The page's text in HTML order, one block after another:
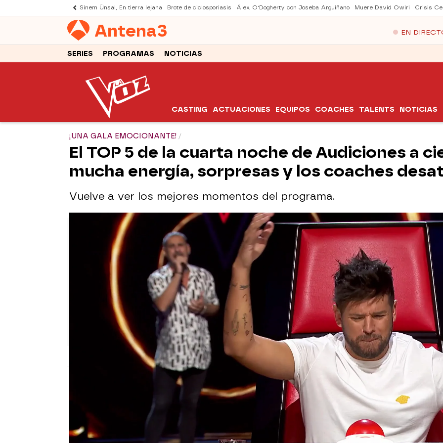
Sinem Ünsal, En tierra lejana Brote de ciclosporiasis Álex O'Dogherty con Joseba Arguiñano Muere David Owiri Crisis
Antena3 EN
SERIES PROGRAMAS NOTICIAS
CASTING ACTUACIONES EQUIPOS COACHES TALENTS NOTICIAS
¡UNA GALA EMOCIONANTE!
El TOP 5 de la cuarta noche de Audiciones a
mucha energía, sorpresas y los coaches
Vuelve a ver los mejores momentos del programa.
20 de octubre de 2022, 10:54
WhatsappFacebook
La cuarta noche de Audiciones a ciegas de La Voz'ha puesto
de manifiesto el gran nivel de los talents que desfilan por el